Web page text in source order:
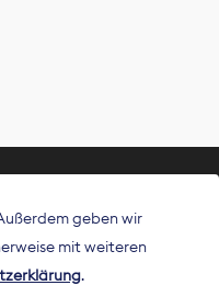
geben wir
mit weiteren
.